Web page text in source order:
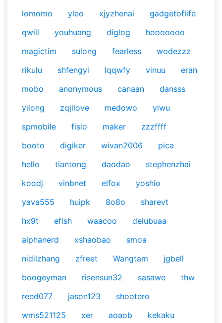
lomomo
yleo xjyzhenai
gadgetoflife
qwill
youhuang diglog
hooooooo
magictim
sulong fearless
wodezzz
rikulu
shfengyi lqqwfy vinuu
eran
mobo
anonymous canaan
dansss
yilong
zqjilove medowo
yiwu
spmobile
fisio maker
zzzffff
booto
digiker wivan2006
pica
hello
tiantong daodao
stephenzhai
koodj
vinbnet elfox
yoshio
yava555
huipk 8o8o
sharevt
hx9t
efish waacoo
deiubuaa
alphanerd
xshaobao
smoa
nidilzhang
zfreet Wangtam
jgbell
boogeyman
risensun32 sasawe
thw
reed077
jason123
shootero
wms521125
xer aoaob kekaku